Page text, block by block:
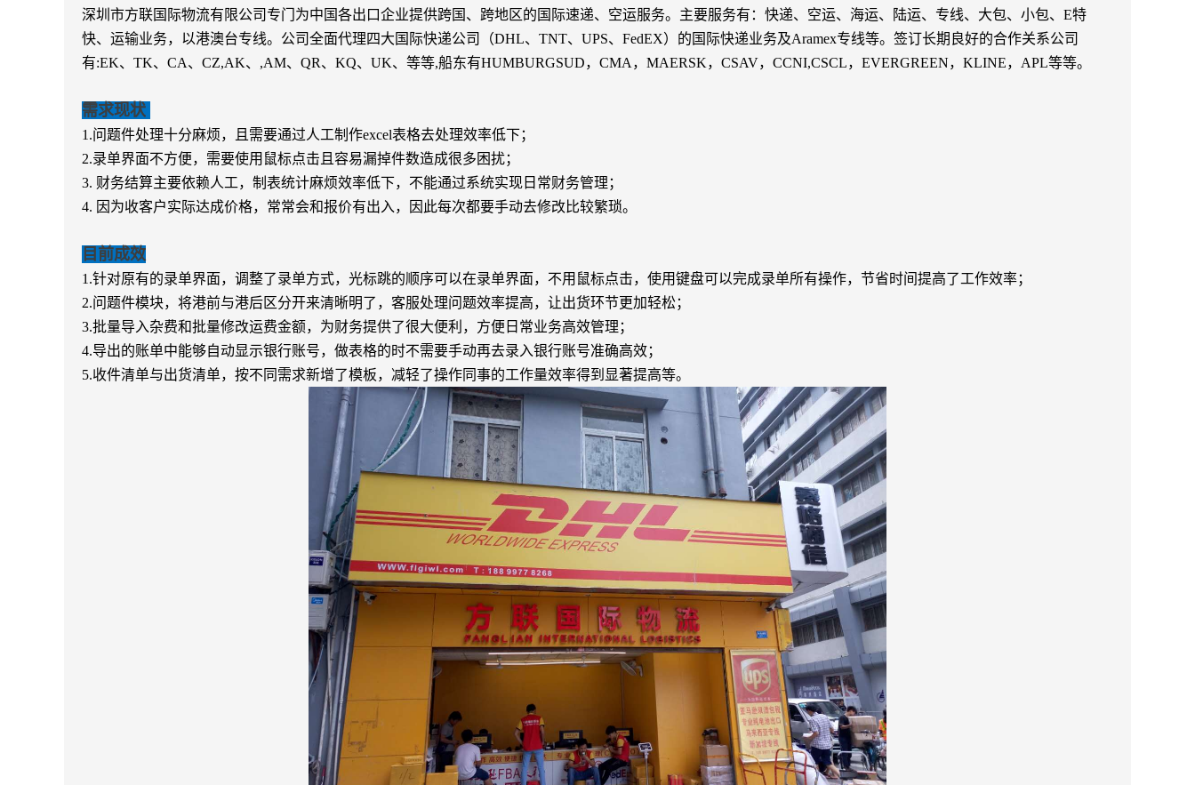
深圳市方联国际物流有限公司专门为中国各出口企业提供跨国、跨地区的国际速递、空运服务。主要服务有：快递、空运、海运、陆运、专线、大包、小包、 E特
快、运输业务，以港澳台专线。公司全面代理四大国际快递公司（DHL、TNT、UPS、FedEX）的国际快递业务及Aramex专线等。签订长期良好的合作关系公司
有:EK、TK、CA、CZ,AK、,AM、QR、KQ、UK、等等,船东有HUMBURGSUD，CMA，MAERSK，CSAV，CCNI,CSCL，EVERGREEN，KLINE，APL等等。
需求现状
1.问题件处理十分麻烦，且需要通过人工制作excel表格去处理效率低下；
2.录单界面不方便，需要使用鼠标点击且容易漏掉件数造成很多困扰；
3. 财务结算主要依赖人工，制表统计麻烦效率低下，不能通过系统实现日常财务管理；
4. 因为收客户实际达成价格，常常会和报价有出入，因此每次都要手动去修改比较繁琐。
目前成效
1.针对原有的录单界面，调整了录单方式，光标跳的顺序可以在录单界面，不用鼠标点击，使用键盘可以完成录单所有操作，节省时间提高了工作效率；
2.问题件模块，将港前与港后区分开来清晰明了，客服处理问题效率提高，让出货环节更加轻松；
3.批量导入杂费和批量修改运费金额，为财务提供了很大便利，方便日常业务高效管理；
4.导出的账单中能够自动显示银行账号，做表格的时不需要手动再去录入银行账号准确高效；
5.收件清单与出货清单，按不同需求新增了模板，减轻了操作同事的工作量效率得到显著提高等。